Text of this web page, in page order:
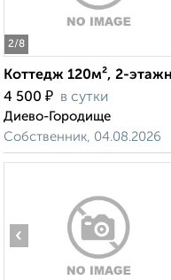
2/8
Коттедж 120м², 2-
4 500 ₽ в сутки
Диево-Городище
Собственник, 04.08.2026
‹